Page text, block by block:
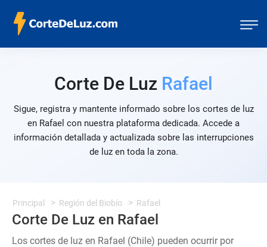
Corte De Luz Rafael
Sigue, registra y mantente informado sobre los cortes de luz
en Rafael con nuestra plataforma dedicada. Accede a
información detallada y actualizada sobre las interrupciones
de luz en toda la zona.
Principal Región del Biobío Rafael
Corte De Luz en Rafael
Los cortes de luz en Rafael (Chile) pueden ocurrir por